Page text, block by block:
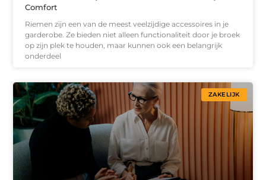
Comfort
Riemen zijn een van de meest veelzijdige accessoires in je
garderobe. Ze bieden niet alleen functionaliteit door je broek
op zijn plek te houden, maar kunnen ook een belangrijk
onderdeel
ZAKELIJK